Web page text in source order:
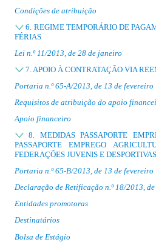
Condições de atribuição
6. REGIME TEMPORÁRIO DE
FÉRIAS
Lei n.º 11/2013, de 28 de janeiro
7. APOIO À CONTRATAÇÃO VIA
Portaria n.º 65-A/2013, de 13 de fevereiro
Requisitos de atribuição do apoio
Apoio financeiro
8. MEDIDAS PASSAPORTE
PASSAPORTE EMPREGO
FEDERAÇÕES JUVENIS E DESPORTIVAS
Portaria n.º 65-B/2013, de 13 de fevereiro
Declaração de Retificação n.º 18/2013,
Entidades promotoras
Destinatários
Bolsa de Estágio